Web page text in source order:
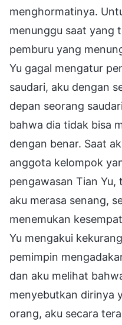
menghormatinya.
menunggu saat yang
pemburu yang
Yu gagal mengatur
saudari, aku dengan
depan seorang
bahwa dia tidak bisa
dengan benar. Saat
anggota kelompok
pengawasan Tian Yu,
aku merasa senang,
menemukan
Yu mengakui
pemimpin
dan aku melihat
menyebutkan dirinya
orang, aku secara